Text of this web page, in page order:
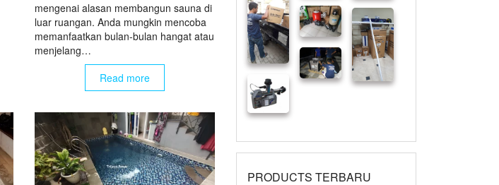
mengenai alasan membangun sauna di
luar ruangan. Anda mungkin mencoba
memanfaatkan bulan-bulan hangat atau
menjelang…
Read more
PRODUCTS TERBARU